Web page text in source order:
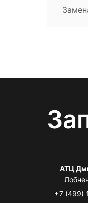
АТЦ
+7 (499)